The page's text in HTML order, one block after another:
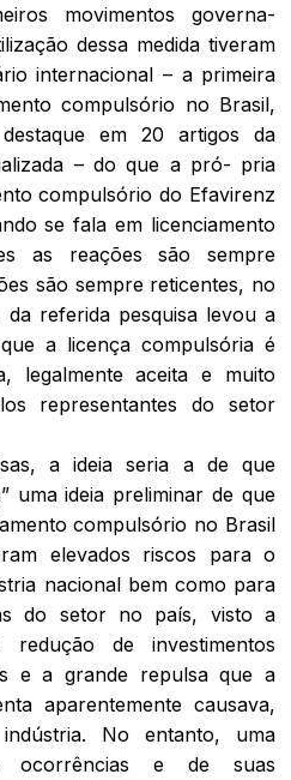
movimentos governa-
dessa medida tiveram
internacional – a primeira
compulsório no Brasil,
em 20 artigos da
– do que a pró- pria
compulsório do Efavirenz
se fala em licenciamento
as reações são sempre
são sempre reticentes, no
referida pesquisa levou a
a licença compulsória é
legalmente aceita e muito
representantes do setor
a ideia seria a de que
uma ideia preliminar de que
compulsório no Brasil
elevados riscos para o
nacional bem como para
do setor no país, visto a
redução de investimentos
e a grande repulsa que a
aparentemente causava,
No entanto, uma
ocorrências e de suas